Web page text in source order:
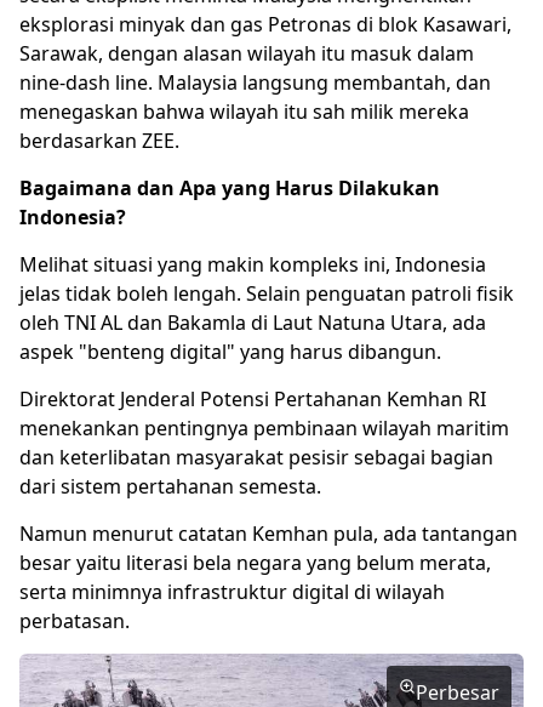
eksplorasi minyak dan gas Petronas di blok Kasawari,
Sarawak, dengan alasan wilayah itu masuk dalam
nine-dash line. Malaysia langsung membantah, dan
menegaskan bahwa wilayah itu sah milik mereka
berdasarkan ZEE.
Bagaimana dan Apa yang Harus Dilakukan
Indonesia?
Melihat situasi yang makin kompleks ini, Indonesia
jelas tidak boleh lengah. Selain penguatan patroli fisik
oleh TNI AL dan Bakamla di Laut Natuna Utara, ada
aspek "benteng digital" yang harus dibangun.
Direktorat Jenderal Potensi Pertahanan Kemhan RI
menekankan pentingnya pembinaan wilayah maritim
dan keterlibatan masyarakat pesisir sebagai bagian
dari sistem pertahanan semesta.
Namun menurut catatan Kemhan pula, ada tantangan
besar yaitu literasi bela negara yang belum merata,
serta minimnya infrastruktur digital di wilayah
perbatasan.
Perbesar